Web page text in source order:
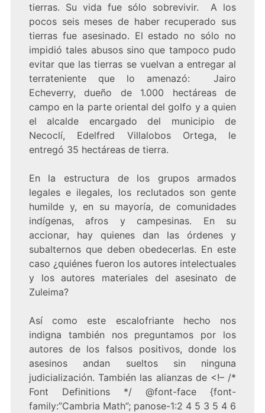
tierras. Su vida fue sólo sobrevivir. A los
pocos seis meses de haber recuperado sus
tierras fue asesinado. El estado no sólo no
impidió tales abusos sino que tampoco pudo
evitar que las tierras se vuelvan a entregar al
terrateniente que lo amenazó: Jairo
Echeverry, dueño de 1.000 hectáreas de
campo en la parte oriental del golfo y a quien
el alcalde encargado del municipio de
Necoclí, Edelfred Villalobos Ortega, le
entregó 35 hectáreas de tierra.
En la estructura de los grupos armados
legales e ilegales, los reclutados son gente
humilde y, en su mayoría, de comunidades
indígenas, afros y campesinas. En su
accionar, hay quienes dan las órdenes y
subalternos que deben obedecerlas. En este
caso ¿quiénes fueron los autores intelectuales
y los autores materiales del asesinato de
Zuleima?
Así como este escalofriante hecho nos
indigna también nos preguntamos por los
autores de los falsos positivos, donde los
asesinos andan sueltos sin ninguna
judicialización. También las alianzas de <!– /*
Font Definitions */ @font-face {font-
family:”Cambria Math”; panose-1:2 4 5 3 5 4 6